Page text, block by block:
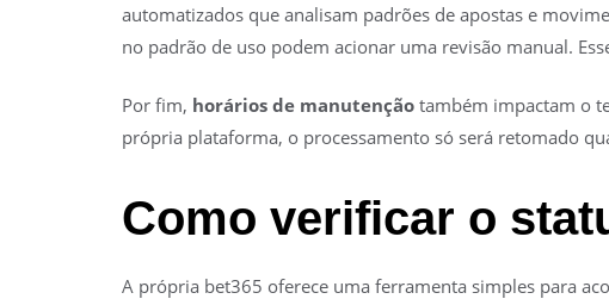
automatizados que analisam padrões de apostas e
no padrão de uso podem acionar uma revisão manual.
Por fim, horários de manutenção também impactam o
própria plataforma, o processamento só será retomado
Como verificar o
A própria bet365 oferece uma ferramenta simples para